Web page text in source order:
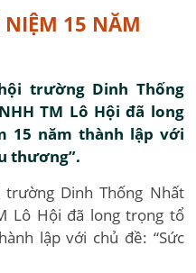
NIỆM 15 NĂM
trường Dinh Thống
TM Lô Hội đã long
15 năm thành lập với
thương”.
Dinh Thống Nhất
Lô Hội đã long trọng tổ
lập với chủ đề: “Sức